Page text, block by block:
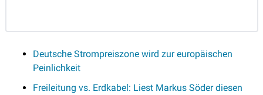
Deutsche Strompreiszone wird zur europäischen
Peinlichkeit
Freileitung vs. Erdkabel: Liest Markus Söder diesen